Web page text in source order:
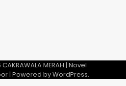
CAKRAWALA MERAH | Novel
| Powered byWordPress.